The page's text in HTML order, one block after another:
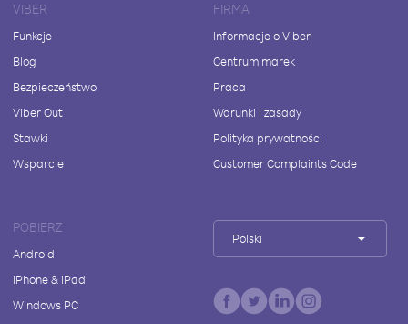
VIBER
Funkcje
Blog
Bezpieczeństwo
Viber Out
Stawki
Wsparcie
FIRMA
Informacje o Viber
Centrum marek
Praca
Warunki i zasady
Polityka prywatności
Customer Complaints Code
POBIERZ
Android
iPhone & iPad
Windows PC
Polski